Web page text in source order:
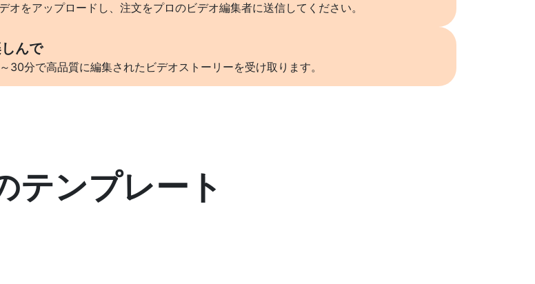
オをアップロードし、注文をプロのビデオ編集者に送信してください。
んで
30分で高品質に編集されたビデオストーリーを受け取ります。
テンプレート